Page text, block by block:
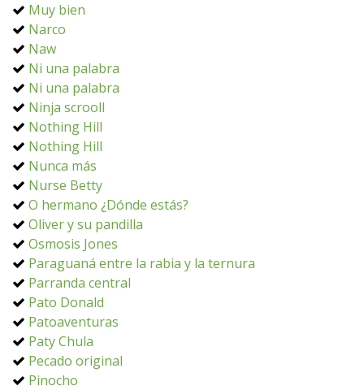
Muy bien
Narco
Naw
Ni una palabra
Ni una palabra
Ninja scrooll
Nothing Hill
Nothing Hill
Nunca más
Nurse Betty
O hermano ¿Dónde estás?
Oliver y su pandilla
Osmosis Jones
Paraguaná entre la rabia y la ternura
Parranda central
Pato Donald
Patoaventuras
Paty Chula
Pecado original
Pinocho